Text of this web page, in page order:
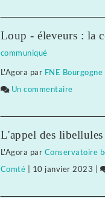
le
confinement
a
Loup - éleveurs : la
communiqué
L'Agora par FNE
Un commentaire
le
premier
L'appel des
L'Agora par Conservatoire
Comté
10 janvier 2023